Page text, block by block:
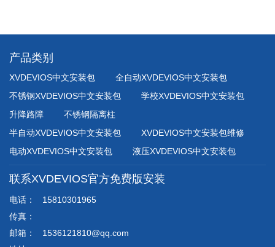
产品类别
XVDEVIOS中文安装包
全自动XVDEVIOS中文安装包
不锈钢XVDEVIOS中文安装包
学校XVDEVIOS中文安装包
升降路障
不锈钢隔离柱
半自动XVDEVIOS中文安装包
XVDEVIOS中文安装包维修
电动XVDEVIOS中文安装包
液压XVDEVIOS中文安装包
联系XVDEVIOS官方免费版安装
电话：
15810301965
传真：
邮箱：
1536121810@qq.com